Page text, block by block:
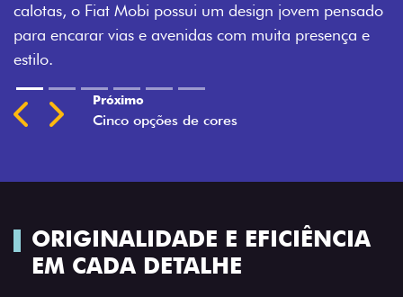
sua cara. Escolha entre o Preto Vulcano, Vermelho
Montecarlo, Branco Banchisa, Prata Bari e Cinza
Silverstone.
PreviousNext
ORIGINALIDADE E EFICIÊNCIA
EM CADA DETALHE